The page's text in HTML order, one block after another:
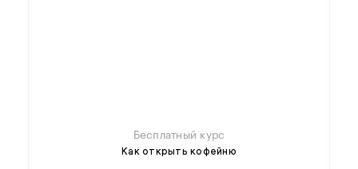
Бесплатный курс
Как открыть кофейню